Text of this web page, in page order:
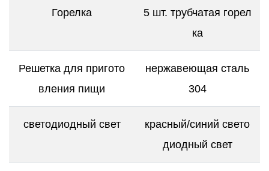
Горелка
5 шт. трубчатая горел
ка
Решетка для пригото
вления пищи
нержавеющая сталь
304
светодиодный свет
красный/синий свето
диодный свет